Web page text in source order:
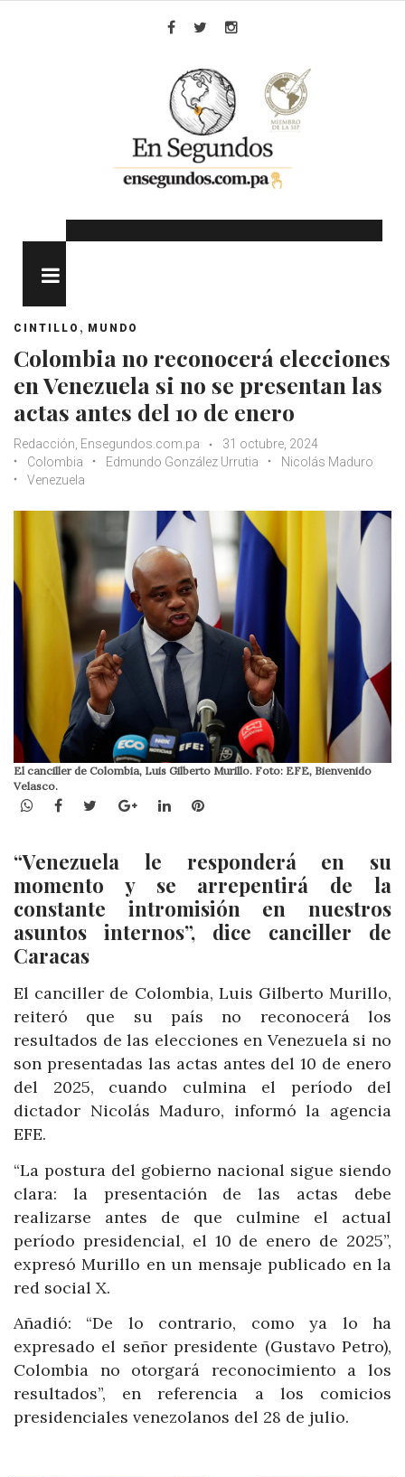
CINTILLO , MUNDO
Colombia no reconocerá elecciones
en Venezuela si no se presentan las
actas antes del 10 de enero
Redacción, Ensegundos.com.pa
31 octubre, 2024
Colombia
Edmundo González Urrutia
Nicolás Maduro
Venezuela
El canciller de Colombia, Luis Gilberto Murillo. Foto: EFE, Bienvenido
Velasco.
WhatsApp
Facebook
TwitterGoogle+LinkedInPinterest
“Venezuela le responderá en su
momento y se arrepentirá de la
constante intromisión en nuestros
asuntos internos”, dice canciller de
Caracas
El canciller de Colombia, Luis Gilberto Murillo,
reiteró que su país no reconocerá los
resultados de las elecciones en Venezuela si no
son presentadas las actas antes del 10 de enero
del 2025, cuando culmina el período del
dictador Nicolás Maduro, informó la agencia
EFE.
“La postura del gobierno nacional sigue siendo
clara: la presentación de las actas debe
realizarse antes de que culmine el actual
período presidencial, el 10 de enero de 2025”,
expresó Murillo en un mensaje publicado en la
red social X.
Añadió: “De lo contrario, como ya lo ha
expresado el señor presidente (Gustavo Petro),
Colombia no otorgará reconocimiento a los
resultados”, en referencia a los comicios
presidenciales venezolanos del 28 de julio.